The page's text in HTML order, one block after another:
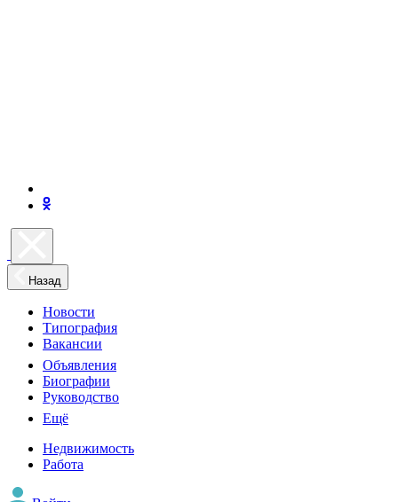
Назад
Новости
Типография
Вакансии
Объявления
Биографии
Руководство
Ещё
Недвижимость
Работа